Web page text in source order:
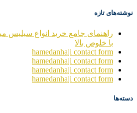
نوشته‌های تازه
راهنمای جامع خرید انواع سیلیس
با خلوص بالا
hamedanhaji contact form
hamedanhaji contact form
hamedanhaji contact form
hamedanhaji contact form
دسته‌ها